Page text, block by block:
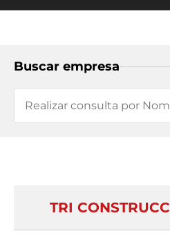
Buscar empresa
TRI